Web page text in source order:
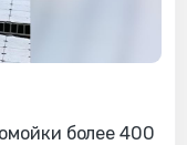
более 400